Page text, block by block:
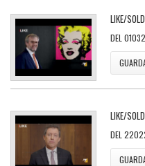
LIKE/
DEL
LIKE/
DEL